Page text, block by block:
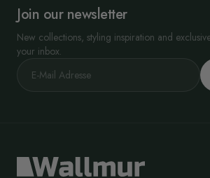
Join our newsletter
New collections, styling inspiration and
your inbox.